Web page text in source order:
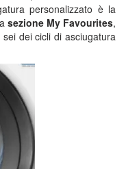
personalizzato è la
sezione My Favourites,
dei cicli di asciugatura